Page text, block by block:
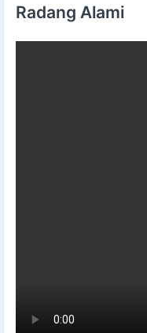
Radang Alami